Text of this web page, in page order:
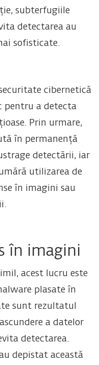
subterfugiile
detectarea au
sofisticate.
cibernetică
pentru a detecta
Prin urmare,
în permanență
detectării, iar
utilizarea de
în imagini sau
în imagini
acest lucru este
plasate în
sunt rezultatul
a datelor
detectarea.
depistat această